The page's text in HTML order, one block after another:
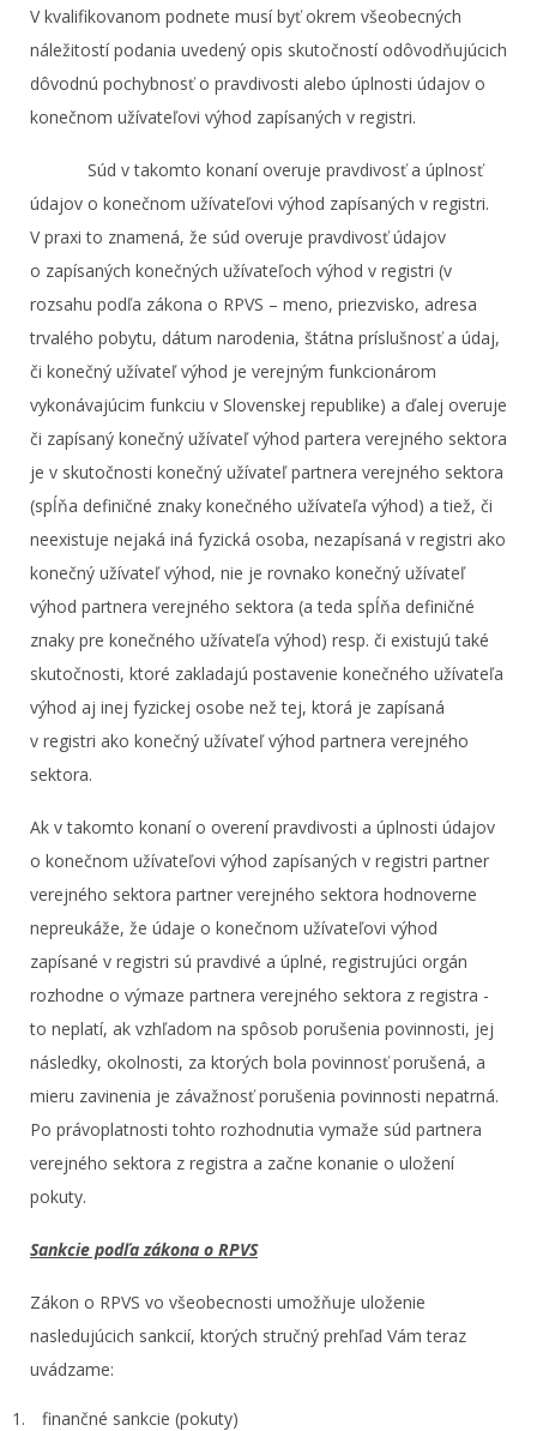
V kvalifikovanom podnete musí byť okrem všeobecných
náležitostí podania uvedený opis skutočností odôvodňujúcich
dôvodnú pochybnosť o pravdivosti alebo úplnosti údajov o
konečnom užívateľovi výhod zapísaných v registri.
Súd v takomto konaní overuje pravdivosť a úplnosť
údajov o konečnom užívateľovi výhod zapísaných v registri.
V praxi to znamená, že súd overuje pravdivosť údajov
o zapísaných konečných užívateľoch výhod v registri (v
rozsahu podľa zákona o RPVS – meno, priezvisko, adresa
trvalého pobytu, dátum narodenia, štátna príslušnosť a údaj,
či konečný užívateľ výhod je verejným funkcionárom
vykonávajúcim funkciu v Slovenskej republike) a ďalej overuje
či zapísaný konečný užívateľ výhod partera verejného sektora
je v skutočnosti konečný užívateľ partnera verejného sektora
(spĺňa definičné znaky konečného užívateľa výhod) a tiež, či
neexistuje nejaká iná fyzická osoba, nezapísaná v registri ako
konečný užívateľ výhod, nie je rovnako konečný užívateľ
výhod partnera verejného sektora (a teda spĺňa definičné
znaky pre konečného užívateľa výhod) resp. či existujú také
skutočnosti, ktoré zakladajú postavenie konečného užívateľa
výhod aj inej fyzickej osobe než tej, ktorá je zapísaná
v registri ako konečný užívateľ výhod partnera verejného
sektora.
Ak v takomto konaní o overení pravdivosti a úplnosti údajov
o konečnom užívateľovi výhod zapísaných v registri partner
verejného sektora partner verejného sektora hodnoverne
nepreukáže, že údaje o konečnom užívateľovi výhod
zapísané v registri sú pravdivé a úplné, registrujúci orgán
rozhodne o výmaze partnera verejného sektora z registra -
to neplatí, ak vzhľadom na spôsob porušenia povinnosti, jej
následky, okolnosti, za ktorých bola povinnosť porušená, a
mieru zavinenia je závažnosť porušenia povinnosti nepatrná.
Po právoplatnosti tohto rozhodnutia vymaže súd partnera
verejného sektora z registra a začne konanie o uložení
pokuty.
Sankcie podľa zákona o RPVS
Zákon o RPVS vo všeobecnosti umožňuje uloženie
nasledujúcich sankcií, ktorých stručný prehľad Vám teraz
uvádzame:
finančné sankcie (pokuty)